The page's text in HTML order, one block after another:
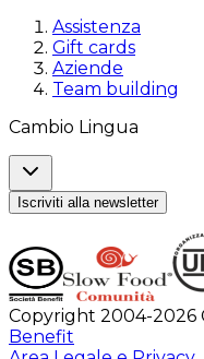
Assistenza
Gift cards
Aziende
Team building
Cambio Lingua
Iscriviti alla newsletter
Copyright 2004-2026
Benefit